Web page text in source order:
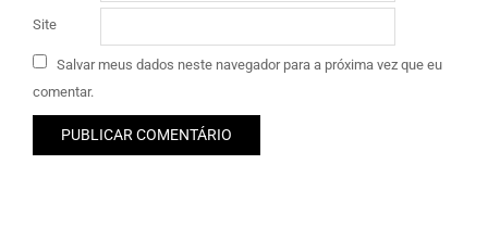
Site
Salvar meus dados neste navegador para a próxima vez que eu
comentar.